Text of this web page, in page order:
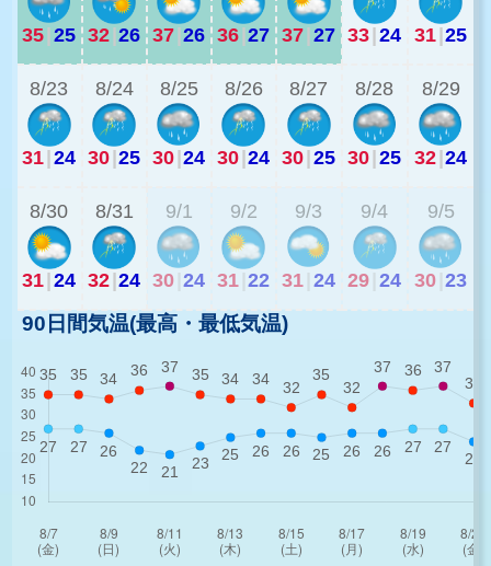
35|25 32|26 37|26 36|27 37|27 33|24 31|25
8/23
31|24
8/24
30|25
8/25
30|24
8/26
30|24
8/27
30|25
8/28
30|25
8/29
32|24
8/30
31|24
8/31
32|24
9/1
30 24
9/2
31 22
9/3
31 24
9/4
29 24
9/5
30 23
90日間気温(最高・最低気温)